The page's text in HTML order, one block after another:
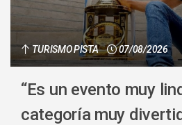
TURISMO PISTA 07/08/2026
“Es un evento muy
categoría muy